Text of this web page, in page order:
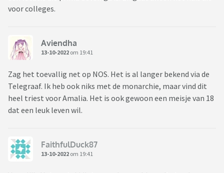
voor colleges.
Aviendha
13-10-2022 om 19:41
Zag het toevallig net op NOS. Het is al langer bekend via de
Telegraaf. Ik heb ook niks met de monarchie, maar vind dit
heel triest voor Amalia. Het is ook gewoon een meisje van 18
dat een leuk leven wil.
FaithfulDuck87
13-10-2022 om 19:41